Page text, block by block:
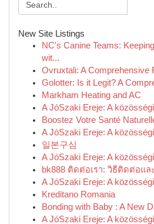
New Site Listings
NC's Canine Teams:
wit...
Ovruxtali: A Comprehensive
Golotter: Is it Legit? A
Markham Heating and AC
A JóSzaki Ereje: A
Boostez Votre Santé
A JóSzaki Ereje: A
일본구심
A JóSzaki Ereje: A
bk888 ติดต่อเรา: วิธีติดต่อแล
A JóSzaki Ereje: A
Kreditano Romania
Bonding with Baby : A New
A JóSzaki Ereje: A